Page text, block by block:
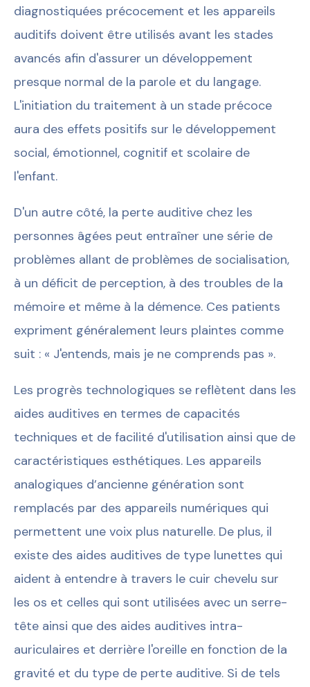
diagnostiquées précocement et les appareils
auditifs doivent être utilisés avant les stades
avancés afin d'assurer un développement
presque normal de la parole et du langage.
L'initiation du traitement à un stade précoce
aura des effets positifs sur le développement
social, émotionnel, cognitif et scolaire de
l'enfant.
D'un autre côté, la perte auditive chez les
personnes âgées peut entraîner une série de
problèmes allant de problèmes de socialisation,
à un déficit de perception, à des troubles de la
mémoire et même à la démence. Ces patients
expriment généralement leurs plaintes comme
suit : « J'entends, mais je ne comprends pas ».
Les progrès technologiques se reflètent dans les
aides auditives en termes de capacités
techniques et de facilité d'utilisation ainsi que de
caractéristiques esthétiques. Les appareils
analogiques d’ancienne génération sont
remplacés par des appareils numériques qui
permettent une voix plus naturelle. De plus, il
existe des aides auditives de type lunettes qui
aident à entendre à travers le cuir chevelu sur
les os et celles qui sont utilisées avec un serre-
tête ainsi que des aides auditives intra-
auriculaires et derrière l'oreille en fonction de la
gravité et du type de perte auditive. Si de tels